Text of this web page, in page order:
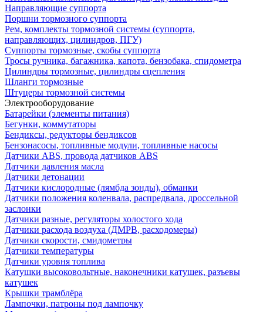
Направляющие суппорта
Поршни тормозного суппорта
Рем, комплекты тормозной системы (суппорта,
направляющих, цилиндров, ПГУ)
Суппорты тормозные, скобы суппорта
Тросы ручника, багажника, капота, бензобака, спидометра
Цилиндры тормозные, цилиндры сцепления
Шланги тормозные
Штуцеры тормозной системы
Электрооборудование
Батарейки (элементы питания)
Бегунки, коммутаторы
Бендиксы, редукторы бендиксов
Бензонасосы, топливные модули, топливные насосы
Датчики ABS, провода датчиков ABS
Датчики давления масла
Датчики детонации
Датчики кислородные (лямбда зонды), обманки
Датчики положения коленвала, распредвала, дроссельной
заслонки
Датчики разные, регуляторы холостого хода
Датчики расхода воздуха (ДМРВ, расходомеры)
Датчики скорости, смидометры
Датчики температуры
Датчики уровня топлива
Катушки высоковольтные, наконечники катушек, разъевы
катушек
Крышки трамблёра
Лампочки, патроны под лампочку